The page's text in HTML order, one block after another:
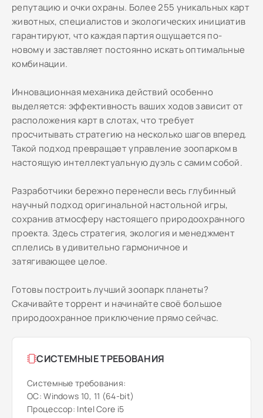
репутацию и очки охраны. Более 255 уникальных карт
животных, специалистов и экологических инициатив
гарантируют, что каждая партия ощущается по-
новому и заставляет постоянно искать оптимальные
комбинации.
Инновационная механика действий особенно
выделяется: эффективность ваших ходов зависит от
расположения карт в слотах, что требует
просчитывать стратегию на несколько шагов вперед.
Такой подход превращает управление зоопарком в
настоящую интеллектуальную дуэль с самим собой.
Разработчики бережно перенесли весь глубинный
научный подход оригинальной настольной игры,
сохранив атмосферу настоящего природоохранного
проекта. Здесь стратегия, экология и менеджмент
сплелись в удивительно гармоничное и
затягивающее целое.
Готовы построить лучший зоопарк планеты?
Скачивайте торрент и начинайте своё большое
природоохранное приключение прямо сейчас.
СИСТЕМНЫЕ ТРЕБОВАНИЯ
Системные требования:
ОС: Windows 10, 11 (64-bit)
Процессор: Intel Core i5